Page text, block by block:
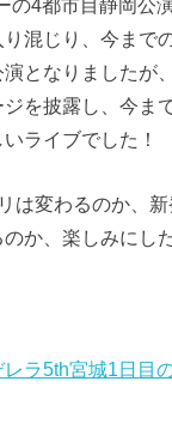
混じり、今まで
となりましたが
を披露し、今ま
ライブでした！
は変わるのか、新
か、楽しみにし
レラ5th宮城1日目